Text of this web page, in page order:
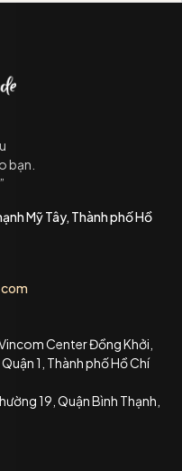
bạn.
Mỹ Tây, Thành phố Hồ
Center Đồng Khởi,
1, Thành phố Hồ Chí
19, Quận Bình Thạnh,